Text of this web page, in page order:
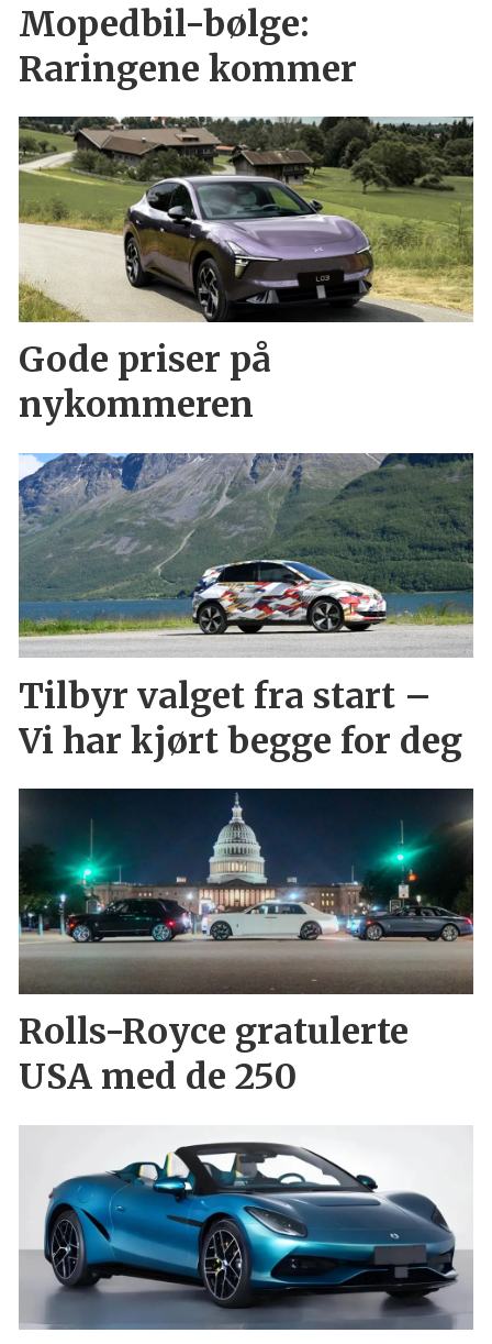
Mopedbil-bølge:
Raringene kommer
Gode priser på
nykommeren
Tilbyr valget fra start –
Vi har kjørt begge for deg
Rolls-Royce gratulerte
USA med de 250